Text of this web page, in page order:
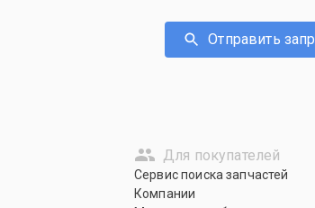
Отправить
Для покупателей
Сервис поиска запчастей
Компании